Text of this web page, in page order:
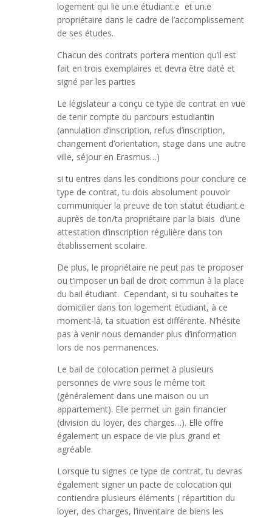
logement qui lie un.e étudiant.e et un.e
propriétaire dans le cadre de l’accomplissement
de ses études.
Chacun des contrats portera mention qu’il est
fait en trois exemplaires et devra être daté et
signé par les parties
Le législateur a conçu ce type de contrat en vue
de tenir compte du parcours estudiantin
(annulation d’inscription, refus d’inscription,
changement d’orientation, stage dans une autre
ville, séjour en Erasmus…)
si tu entres dans les conditions pour conclure ce
type de contrat, tu dois absolument pouvoir
communiquer la preuve de ton statut étudiant.e
auprès de ton/ta propriétaire par la biais d’une
attestation d’inscription régulière dans ton
établissement scolaire.
De plus, le propriétaire ne peut pas te proposer
ou t’imposer un bail de droit commun à la place
du bail étudiant. Cependant, si tu souhaites te
domicilier dans ton logement étudiant, à ce
moment-là, ta situation est différente. N’hésite
pas à venir nous demander plus d’information
lors de nos permanences.
Le bail de colocation permet à plusieurs
personnes de vivre sous le même toit
(généralement dans une maison ou un
appartement). Elle permet un gain financier
(division du loyer, des charges…). Elle offre
également un espace de vie plus grand et
agréable.
Lorsque tu signes ce type de contrat, tu devras
également signer un pacte de colocation qui
contiendra plusieurs éléments ( répartition du
loyer, des charges, l’inventaire de biens les